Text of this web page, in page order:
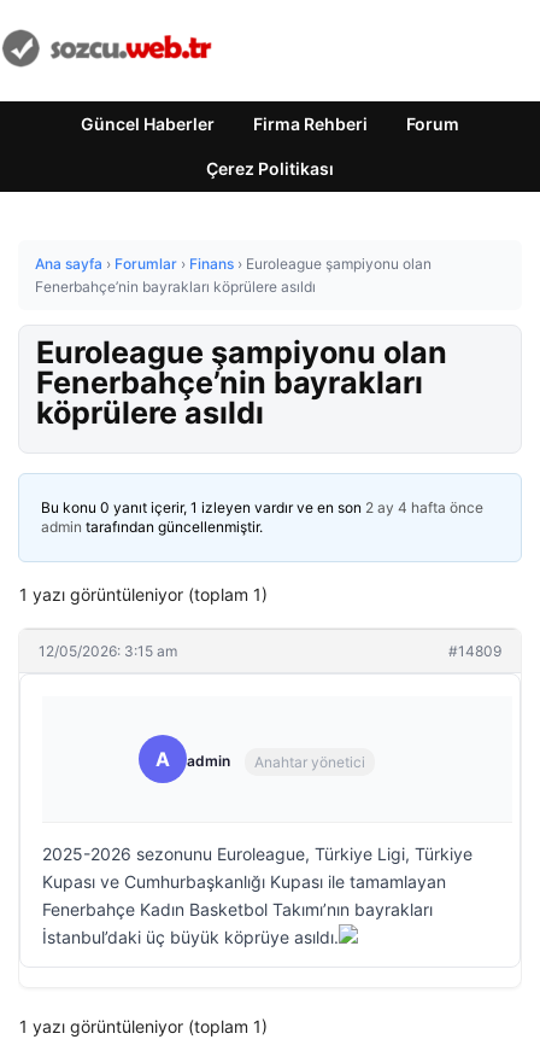
Güncel Haberler Firma Rehberi Forum
Çerez Politikası
Ana sayfa › Forumlar › Finans › Euroleague şampiyonu olan
Fenerbahçe’nin bayrakları köprülere asıldı
Euroleague şampiyonu olan
Fenerbahçe’nin bayrakları
köprülere asıldı
Bu konu 0 yanıt içerir, 1 izleyen vardır ve en son 2 ay 4 hafta önce
admin tarafından güncellenmiştir.
1 yazı görüntüleniyor (toplam 1)
12/05/2026: 3:15 am #14809
A admin Anahtar yönetici
2025-2026 sezonunu Euroleague, Türkiye Ligi, Türkiye
Kupası ve Cumhurbaşkanlığı Kupası ile tamamlayan
Fenerbahçe Kadın Basketbol Takımı’nın bayrakları
İstanbul’daki üç büyük köprüye asıldı.
1 yazı görüntüleniyor (toplam 1)